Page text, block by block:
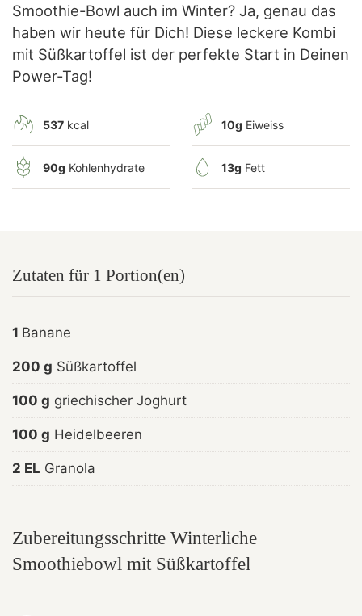
Smoothie-Bowl auch im Winter? Ja, genau das
haben wir heute für Dich! Diese leckere Kombi
mit Süßkartoffel ist der perfekte Start in Deinen
Power-Tag!
537 kcal 10g Eiweiss
90g Kohlenhydrate 13g Fett
Zutaten für 1 Portion(en)
1 Banane
200 g Süßkartoffel
100 g griechischer Joghurt
100 g Heidelbeeren
2 EL Granola
Zubereitungsschritte Winterliche
Smoothiebowl mit Süßkartoffel